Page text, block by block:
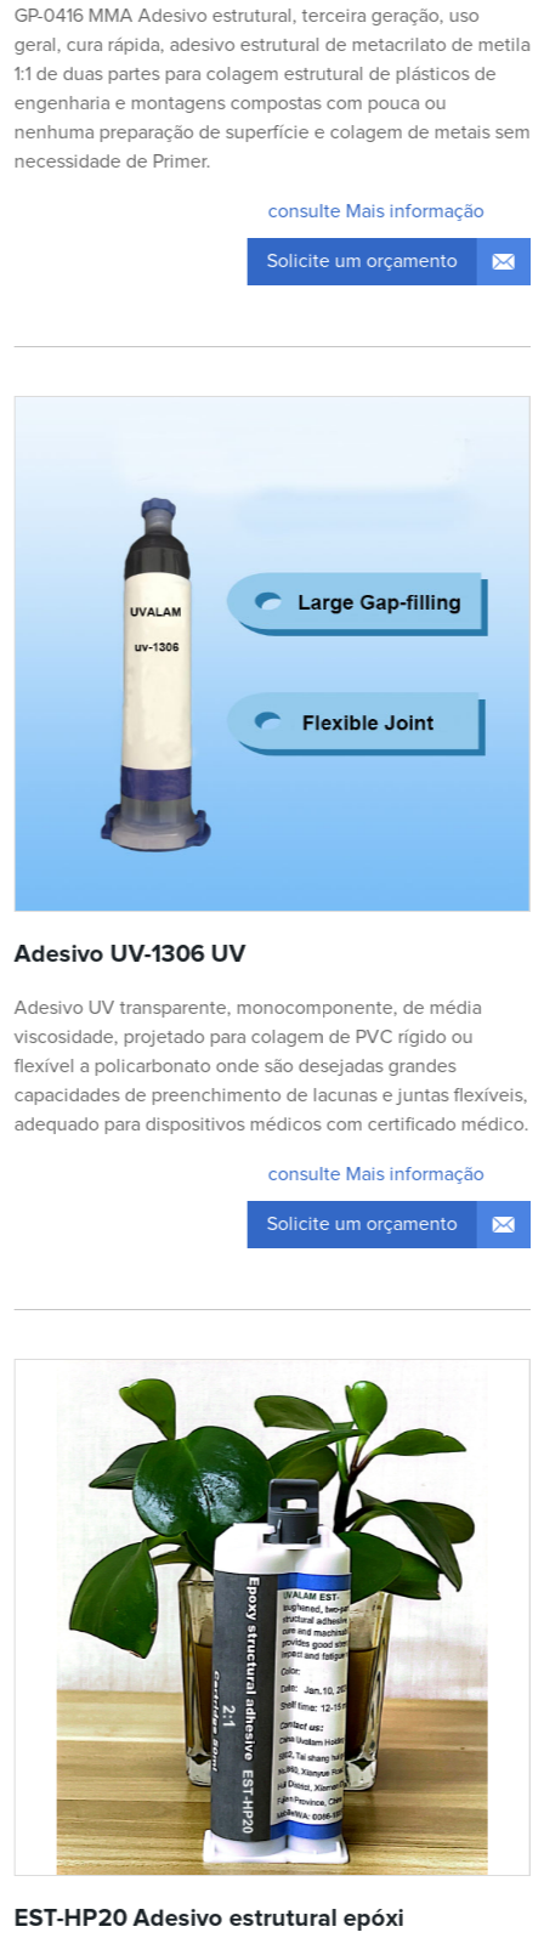
GP-0416 MMA Adesivo estrutural, terceira geração, uso
geral, cura rápida, adesivo estrutural de metacrilato de metila
1:1 de duas partes para colagem estrutural de plásticos de
engenharia e montagens compostas com pouca ou
nenhuma preparação de superfície e colagem de metais sem
necessidade de Primer.
consulte Mais informação
Solicite um orçamento
Adesivo UV-1306 UV
Adesivo UV transparente, monocomponente, de média
viscosidade, projetado para colagem de PVC rígido ou
flexível a policarbonato onde são desejadas grandes
capacidades de preenchimento de lacunas e juntas flexíveis,
adequado para dispositivos médicos com certificado médico.
consulte Mais informação
Solicite um orçamento
EST-HP20 Adesivo estrutural epóxi